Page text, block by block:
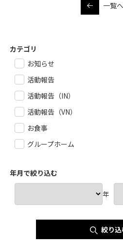
一覧
カテゴリ
お知らせ
活動報告
活動報告（IN）
活動報告（VN）
お食事
グループホーム
年月で絞り込む
年
絞り込